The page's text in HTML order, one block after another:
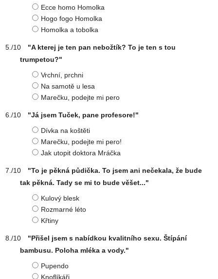
Ecce homo Homolka
Hogo fogo Homolka
Homolka a tobolka
"A kterej je ten pan nebožtík? To je ten s tou
trumpetou?"
Vrchní, prchni
Na samotě u lesa
Marečku, podejte mi pero
"Já jsem Tuček, pane profesore!"
Dívka na koštěti
Marečku, podejte mi pero!
Jak utopit doktora Mráčka
"To je pěkná půdička. To jsem ani nečekala, že bude
tak pěkná. Tady se mi to bude věšet..."
Kulový blesk
Rozmarné léto
Křtiny
"Přišel jsem s nabídkou kvalitního sexu. Štípání
bambusu. Poloha mléka a vody."
Pupendo
Knoflíkáři